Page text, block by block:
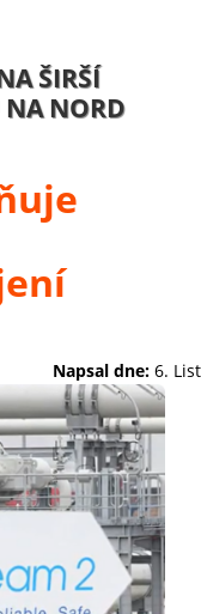
ŠIRŠÍ
NA NORD
Napsal dne: 6.